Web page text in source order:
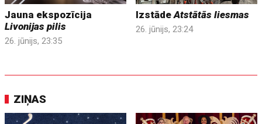
Jauna ekspozīcija
Livonijas pilis
26. jūnijs, 23:35
IzstādeAtstātās liesmas
26. jūnijs, 23:24
ZIŅAS